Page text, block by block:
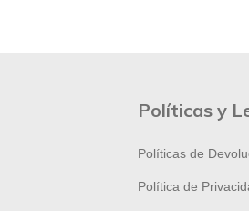
Políticas y
Políticas de
Política de